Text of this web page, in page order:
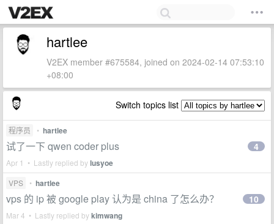
hartlee
V2EX member #675584, joined on 2024-02-14 07:53:10
+08:00
Switch topics list
程序员 • hartlee
试了一下 qwen coder plus
Apr 1 • Lastly replied bylusyoe
4
VPS • hartlee
vps 的 ip 被 google play 认为是 china 了怎么办？
Mar 4 • Lastly replied bykimwang
10